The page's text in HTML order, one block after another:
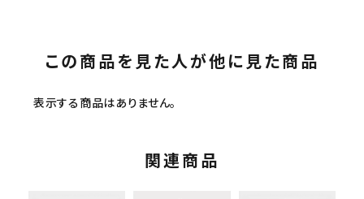
この商品を見た人が他に見た商品
表示する商品はありません。
関連商品